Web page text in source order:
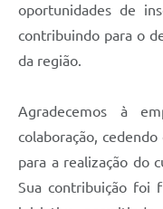
oportunidades de
contribuindo para o
da região.
Agradecemos à
colaboração,
para a realização do
Sua contribuição foi